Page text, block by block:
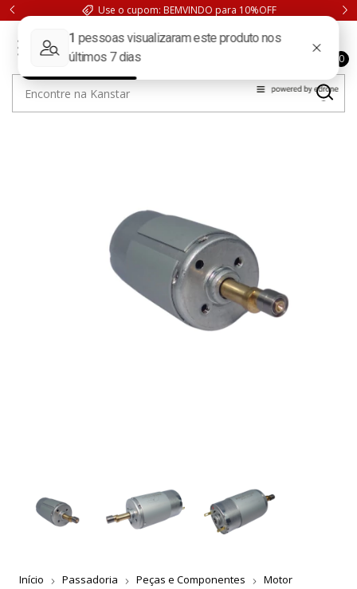
Use o cupom: BEMVINDO para 10%OFF
0
Início Passadoria Peças e Componentes Motor